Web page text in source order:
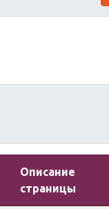
Описание
страницы